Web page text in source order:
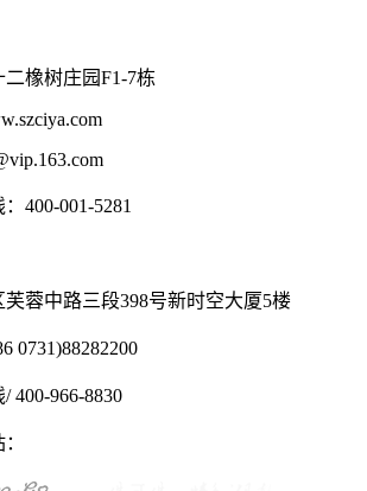
橡树庄园F1-7栋
400-001-5281
蓉中路三段398号新时空大厦5楼
0731)88282200
400-966-8830